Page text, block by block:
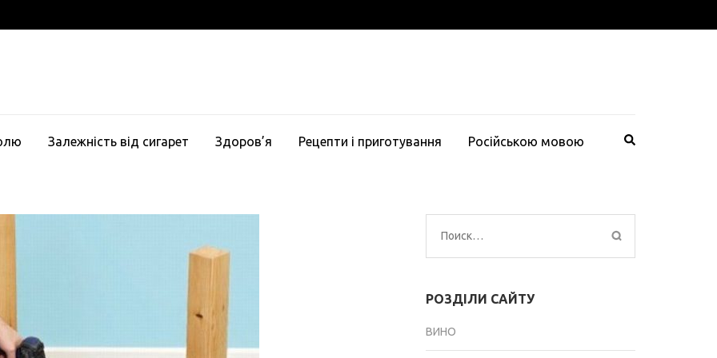
Залежність від сигарет Здоров’я Рецепти і приготування Російською мовою
Найти:
РОЗДІЛИ САЙТУ
ВИНО